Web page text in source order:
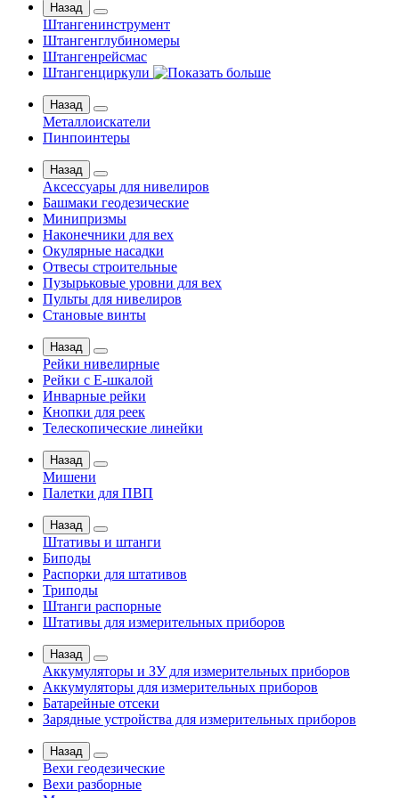
Назад
Штангенинструмент
Штангенглубиномеры
Штангенрейсмас
Штангенциркули
Назад
Металлоискатели
Пинпоинтеры
Назад
Аксессуары для нивелиров
Башмаки геодезические
Минипризмы
Наконечники для вех
Окулярные насадки
Отвесы строительные
Пузырьковые уровни для вех
Пульты для нивелиров
Становые винты
Назад
Рейки нивелирные
Рейки с Е-шкалой
Инварные рейки
Кнопки для реек
Телескопические линейки
Назад
Мишени
Палетки для ПВП
Назад
Штативы и штанги
Биподы
Распорки для штативов
Триподы
Штанги распорные
Штативы для измерительных приборов
Назад
Аккумуляторы и ЗУ для измерительных приборов
Аккумуляторы для измерительных приборов
Батарейные отсеки
Зарядные устройства для измерительных приборов
Назад
Вехи геодезические
Вехи разборные